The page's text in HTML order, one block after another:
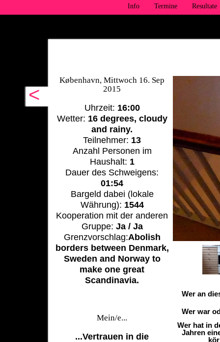
Info Termine Resultate
<
København, Mittwoch 16. Sep
2015
Uhrzeit: 16:00
Wetter: 16 degrees, cloudy
and rainy.
Teilnehmer: 13
Anzahl Personen im
Haushalt: 1
Dauer des Schweigens:
01:54
Bargeld dabei (lokale
Währung): 1544
Kooperation mit der anderen
Gruppe: Ja / Ja
Grenzvorschlag:Abolish
borders between Denmark,
Sweden and Norway to
make one great
Scandinavia.
Mein/e...
...Vertrauen in die
Wer an
Wer war
Wer hat in
Jahren